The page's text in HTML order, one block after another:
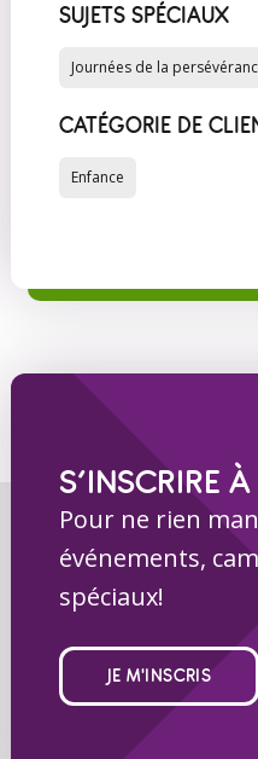
SUJETS SPÉCIAUX
Journées de la
CATÉGORIE DE
Enfance
S’INSCRIRE
Pour ne rien
événements,
spéciaux!
JE M'INSCRIS